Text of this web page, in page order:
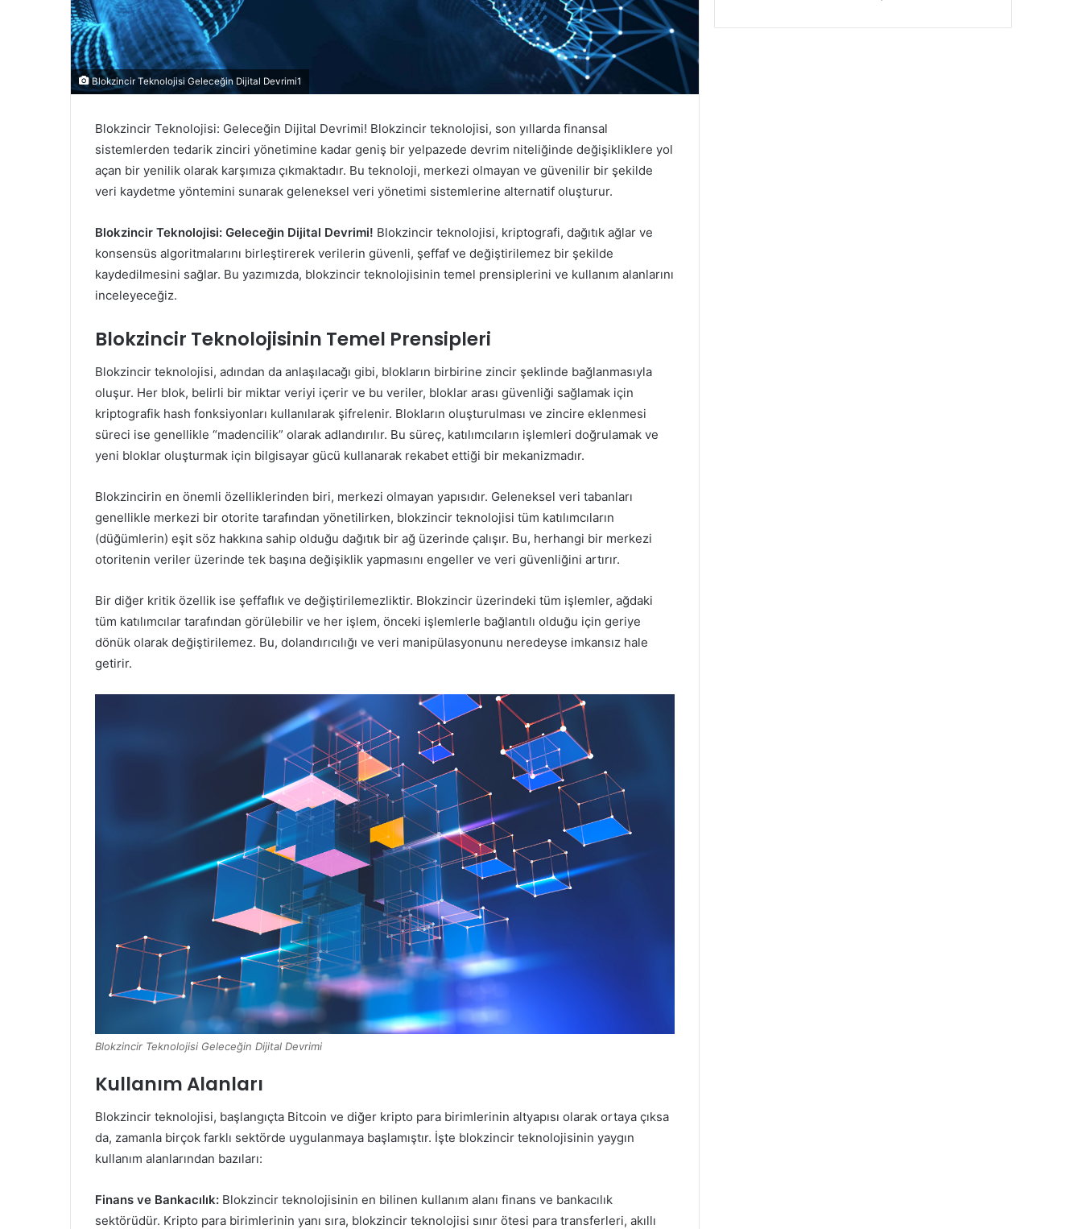
Blokzincir Teknolojisi Geleceğin Dijital Devrimi1
Blokzincir Teknolojisi: Geleceğin Dijital Devrimi! Blokzincir teknolojisi, son yıllarda finansal
sistemlerden tedarik zinciri yönetimine kadar geniş bir yelpazede devrim niteliğinde değişikliklere yol
açan bir yenilik olarak karşımıza çıkmaktadır. Bu teknoloji, merkezi olmayan ve güvenilir bir şekilde
veri kaydetme yöntemini sunarak geleneksel veri yönetimi sistemlerine alternatif oluşturur.
Blokzincir Teknolojisi: Geleceğin Dijital Devrimi! Blokzincir teknolojisi, kriptografi, dağıtık ağlar ve
konsensüs algoritmalarını birleştirerek verilerin güvenli, şeffaf ve değiştirilemez bir şekilde
kaydedilmesini sağlar. Bu yazımızda, blokzincir teknolojisinin temel prensiplerini ve kullanım alanlarını
inceleyeceğiz.
Blokzincir Teknolojisinin Temel Prensipleri
Blokzincir teknolojisi, adından da anlaşılacağı gibi, blokların birbirine zincir şeklinde bağlanmasıyla
oluşur. Her blok, belirli bir miktar veriyi içerir ve bu veriler, bloklar arası güvenliği sağlamak için
kriptografik hash fonksiyonları kullanılarak şifrelenir. Blokların oluşturulması ve zincire eklenmesi
süreci ise genellikle “madencilik” olarak adlandırılır. Bu süreç, katılımcıların işlemleri doğrulamak ve
yeni bloklar oluşturmak için bilgisayar gücü kullanarak rekabet ettiği bir mekanizmadır.
Blokzincirin en önemli özelliklerinden biri, merkezi olmayan yapısıdır. Geleneksel veri tabanları
genellikle merkezi bir otorite tarafından yönetilirken, blokzincir teknolojisi tüm katılımcıların
(düğümlerin) eşit söz hakkına sahip olduğu dağıtık bir ağ üzerinde çalışır. Bu, herhangi bir merkezi
otoritenin veriler üzerinde tek başına değişiklik yapmasını engeller ve veri güvenliğini artırır.
Bir diğer kritik özellik ise şeffaflık ve değiştirilemezliktir. Blokzincir üzerindeki tüm işlemler, ağdaki
tüm katılımcılar tarafından görülebilir ve her işlem, önceki işlemlerle bağlantılı olduğu için geriye
dönük olarak değiştirilemez. Bu, dolandırıcılığı ve veri manipülasyonunu neredeyse imkansız hale
getirir.
Blokzincir Teknolojisi Geleceğin Dijital Devrimi
Kullanım Alanları
Blokzincir teknolojisi, başlangıçta Bitcoin ve diğer kripto para birimlerinin altyapısı olarak ortaya çıksa
da, zamanla birçok farklı sektörde uygulanmaya başlamıştır. İşte blokzincir teknolojisinin yaygın
kullanım alanlarından bazıları:
Finans ve Bankacılık: Blokzincir teknolojisinin en bilinen kullanım alanı finans ve bankacılık
sektörüdür. Kripto para birimlerinin yanı sıra, blokzincir teknolojisi sınır ötesi para transferleri, akıllı